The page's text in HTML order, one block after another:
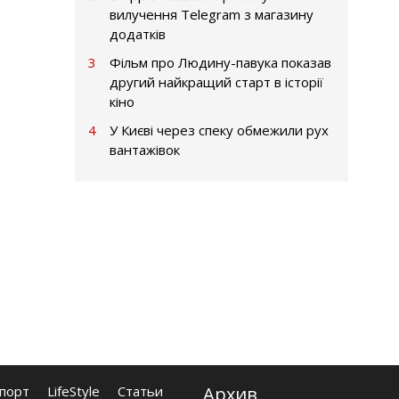
вилучення Telegram з магазину
додатків
3
Фільм про Людину-павука показав
другий найкращий старт в історії
кіно
4
У Києві через спеку обмежили рух
вантажівок
LifeStyle Статьи